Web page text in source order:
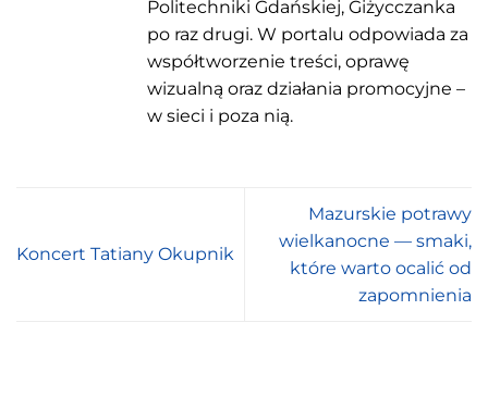
Politechniki Gdańskiej, Giżycczanka
po raz drugi. W portalu odpowiada za
współtworzenie treści, oprawę
wizualną oraz działania promocyjne –
w sieci i poza nią.
Koncert Tatiany Okupnik
Mazurskie potrawy
wielkanocne — smaki,
które warto ocalić od
zapomnienia